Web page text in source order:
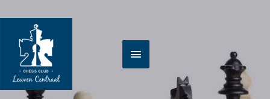
naar
inhoud